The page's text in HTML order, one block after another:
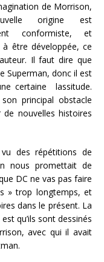
de Morrison,
origine est
conformiste, et
à être développée, ce
Il faut dire que
Superman, donc il est
certaine lassitude.
principal obstacle
de nouvelles histoires
des répétitions de
nous promettait de
DC ne vas pas faire
» trop longtemps, et
dans le présent. La
qu’ils sont dessinés
avec qui il avait